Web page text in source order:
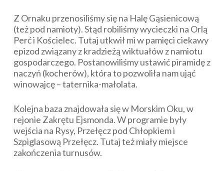
Z Ornaku przenosiliśmy się na Halę Gąsienicową
(też pod namioty). Stąd robiliśmy wycieczki na Orlą
Perć i Kościelec. Tutaj utkwił mi w pamięci ciekawy
epizod związany z kradzieżą wiktuałów z namiotu
gospodarczego. Postanowiliśmy ustawić piramidę z
naczyń (kocherów), która to pozwoliła nam ująć
winowajcę – taternika-małolata.
Kolejna baza znajdowała się w Morskim Oku, w
rejonie Zakrętu Ejsmonda. W programie były
wejścia na Rysy, Przełęcz pod Chłopkiem i
Szpiglasową Przełęcz. Tutaj też miały miejsce
zakończenia turnusów.